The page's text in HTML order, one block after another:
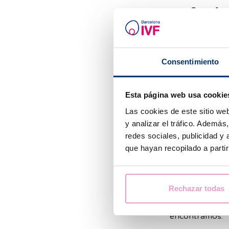
Consentimiento
Esta página web usa
Las cookies de este sitio
y analizar el tráfico.
redes sociales, publicidad y
que hayan recopilado a
Rechazar todas
Otros
¿Puedo
baja?
Si. La AMH es
realizar una
hecho de
No obstante,
asistida,
óvulos como
que esta
Dentro de los
encontramos: